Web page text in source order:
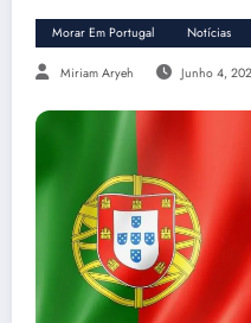
Morar Em Portugal Notícias
Miriam Aryeh Junho 4,